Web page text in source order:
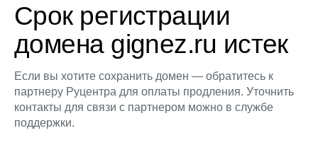
Срок регистрации
домена gignez.ru истек
Если вы хотите сохранить домен — обратитесь к
партнеру Руцентра для оплаты продления. Уточнить
контакты для связи с партнером можно в службе
поддержки.